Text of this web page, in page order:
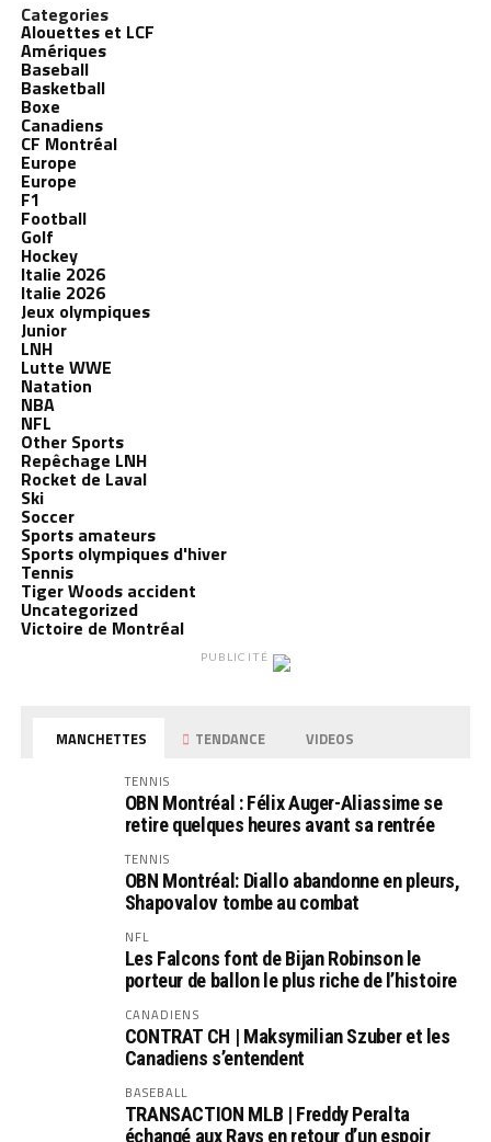
Categories
Alouettes et LCF
Amériques
Baseball
Basketball
Boxe
Canadiens
CF Montréal
Europe
Europe
F1
Football
Golf
Hockey
Italie 2026
Italie 2026
Jeux olympiques
Junior
LNH
Lutte WWE
Natation
NBA
NFL
Other Sports
Repêchage LNH
Rocket de Laval
Ski
Soccer
Sports amateurs
Sports olympiques d'hiver
Tennis
Tiger Woods accident
Uncategorized
Victoire de Montréal
PUBLICITÉ
MANCHETTES TENDANCE VIDEOS
TENNIS
OBN Montréal : Félix Auger-Aliassime se
retire quelques heures avant sa rentrée
TENNIS
OBN Montréal: Diallo abandonne en pleurs,
Shapovalov tombe au combat
NFL
Les Falcons font de Bijan Robinson le
porteur de ballon le plus riche de l’histoire
CANADIENS
CONTRAT CH | Maksymilian Szuber et les
Canadiens s’entendent
BASEBALL
TRANSACTION MLB | Freddy Peralta
échangé aux Rays en retour d’un espoir